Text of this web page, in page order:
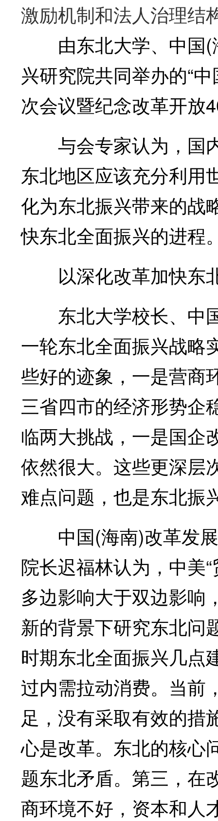
激励机制和法人治理结
由东北大学、中国(
兴研究院共同举办的“
次会议暨纪念改革开放
与会专家认为，国
东北地区应该充分利用
化为东北振兴带来的战
快东北全面振兴的进程
以深化改革加快东
东北大学校长、中
一轮东北全面振兴战略
些好的迹象，一是营商
三省四市的经济形势企
临两大挑战，一是国企
依然很大。这些更深层
难点问题，也是东北振
中国(海南)改革发展
院长迟福林认为，中美
多边影响大于双边影响
新的背景下研究东北问
时期东北全面振兴几点
过内需拉动消费。当前
足，没有采取有效的措
心是改革。东北的核心
题东北矛盾。第三，在
商环境不好，资本和人